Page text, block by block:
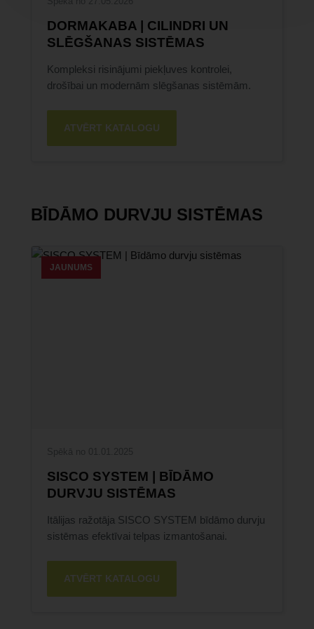
DORMAKABA | CILINDRI UN
SLĒGŠANAS SISTĒMAS
Kompleksi risinājumi piekļuves kontrolei,
drošībai un modernām slēgšanas sistēmām.
ATVĒRT KATALOGU
BĪDĀMO DURVJU SISTĒMAS
JAUNUMS
SISCO SYSTEM | BĪDĀMO
DURVJU SISTĒMAS
Itālijas ražotāja SISCO SYSTEM bīdāmo durvju
sistēmas efektīvai telpas izmantošanai.
ATVĒRT KATALOGU